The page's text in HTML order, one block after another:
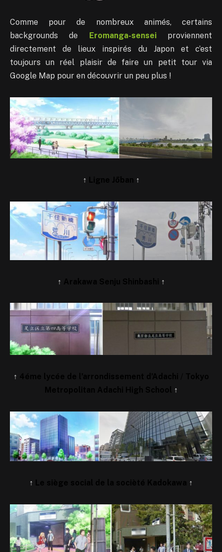
Comme pour de nombreux animés, certains
backgrounds de
Eromanga-senseiproviennent
directement de lieux inspirés du Japon et c’est
toujours un réel plaisir de faire un petit tour via
Google Map pour en découvrir un peu plus !
↑ ↑
↑ ↑
↑
↑
↑ ↑